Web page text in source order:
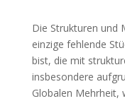
Die Strukturen und
einzige fehlende
bist, die mit
insbesondere
Globalen Mehrheit,